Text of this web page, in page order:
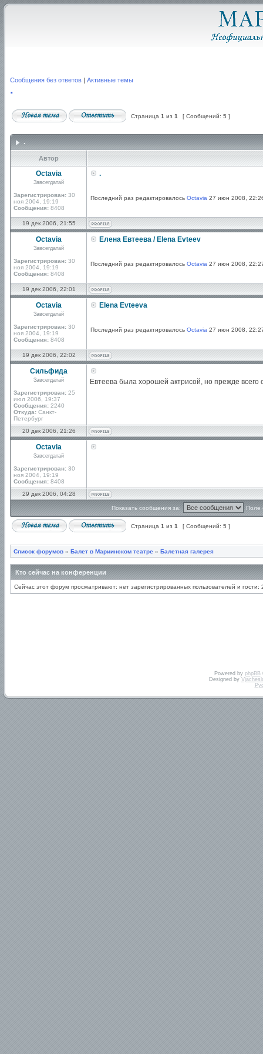
Сообщения без ответов | Активные темы
.
Страница 1 из 1 [ Сообщений: 5 ]
.
Автор
Octavia
Завсегдатай
Зарегистрирован: 30
ноя 2004, 19:19
Сообщения: 8408
.
Последний раз редактировалось Octavia 27 июн 2008,
19 дек 2006, 21:55
Octavia
Завсегдатай
Зарегистрирован: 30
ноя 2004, 19:19
Сообщения: 8408
Елена Евтеева / Elena Evteev
Последний раз редактировалось Octavia 27 июн 2008,
19 дек 2006, 22:01
Octavia
Завсегдатай
Зарегистрирован: 30
ноя 2004, 19:19
Сообщения: 8408
Elena Evteeva
Последний раз редактировалось Octavia 27 июн 2008,
19 дек 2006, 22:02
Сильфида
Завсегдатай
Зарегистрирован: 25
июл 2006, 19:37
Сообщения: 2240
Откуда: Санкт-
Петербург
Евтеева была хорошей актрисой, но прежде
20 дек 2006, 21:26
Octavia
Завсегдатай
Зарегистрирован: 30
ноя 2004, 19:19
Сообщения: 8408
29 дек 2006, 04:28
Показать сообщения за: Поле
Страница 1 из 1 [ Сообщений: 5 ]
Список форумов » Балет в Мариинском театре » Балетная галерея
Кто сейчас на конференции
Сейчас этот форум просматривают: нет зарегистрированных пользователей и гости:
Powered by phpBB
Designed by